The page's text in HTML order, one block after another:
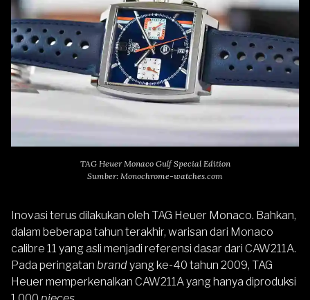
TAG Heuer Monaco Gulf Special Edition
Sumber: Monochrome-watches.com
Inovasi terus dilakukan oleh TAG Heuer Monaco. Bahkan,
dalam beberapa tahun terakhir, warisan dari Monaco
calibre 11 yang asli menjadi referensi dasar dari CAW211A.
Pada peringatan brandyang ke-40 tahun 2009, TAG
Heuer memperkenalkan CAW211A yang hanya diproduksi